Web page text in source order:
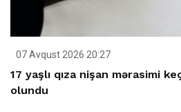
07 Avqust 2026 20:27
17 yaşlı qıza nişan mərasimi
olundu